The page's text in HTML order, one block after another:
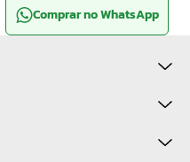
Comprar no WhatsApp